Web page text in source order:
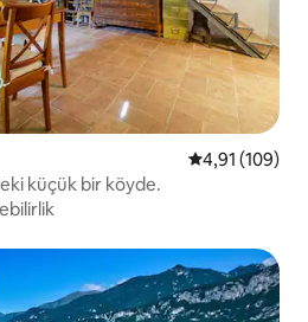
5 üzerinden
4,91 (109)
küçük bir köyde.
en beğenilenler arasında